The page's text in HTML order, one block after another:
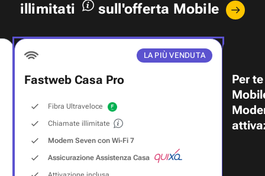
illimitati
sull'offerta Mobile
LA PIÙ VENDUTA
Fastweb Casa Pro
Fibra Ultraveloce
Chiamate illimitate
Modem Seven con Wi‑Fi 7
Assicurazione Assistenza Casa
Per